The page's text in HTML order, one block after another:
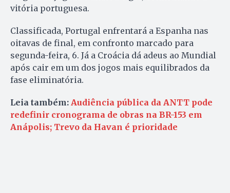
vitória portuguesa.
Classificada, Portugal enfrentará a Espanha nas
oitavas de final, em confronto marcado para
segunda-feira, 6. Já a Croácia dá adeus ao Mundial
após cair em um dos jogos mais equilibrados da
fase eliminatória.
Leia também: Audiência pública da ANTT pode
redefinir cronograma de obras na BR-153 em
Anápolis; Trevo da Havan é prioridade